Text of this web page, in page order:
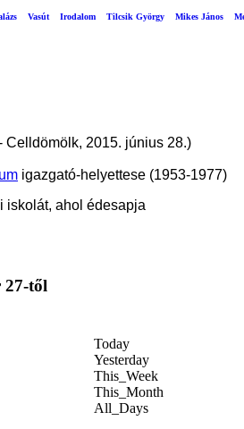
Vasút Irodalom Tilcsik György Mikes János
Celldömölk, 2015. június 28.)
igazgató-helyettese (1953-1977)
iskolát, ahol édesapja
27-től
Today
Yesterday
This_Week
This_Month
All_Days